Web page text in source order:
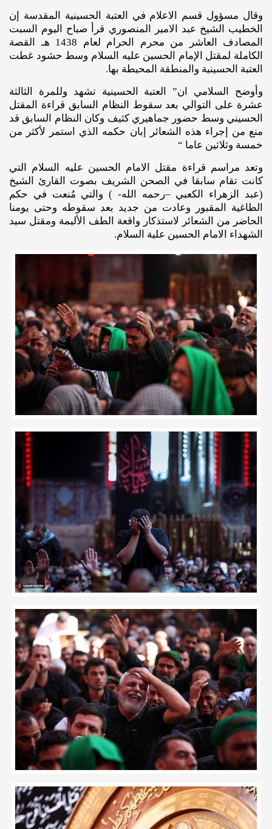
وقال مسؤول قسم الاعلام في العتبة الحسينية المقدسة إن
الخطيب الشيخ عبد الامير المنصوري قرأ صباح اليوم السبت
المصادف العاشر من محرم الحرام لعام 1438 هـ القصة
الكاملة لمقتل الإمام الحسين عليه السلام وسط حشود غطت
العتبة الحسينية والمنطقة المحيطة بها.
وأوضح السلامي ان” العتبة الحسينية تشهد وللمرة الثالثة
عشرة على التوالي بعد سقوط النظام السابق قراءة المقتل
الحسيني وسط حضور جماهيري كثيف وكان النظام السابق قد
منع من إجراء هذه الشعائر إبان حكمه الذي استمر لأكثر من
خمسة وثلاثين عاما “
وتعد مراسم قراءة مقتل الامام الحسين عليه السلام التي
كانت تقام سابقا في الصحن الشريف بصوت القارئ الشيخ
(عبد الزهراء الكعبي –رحمه الله- ) والتي مُنعت في حكم
الطاغية المقبور وعادت من جديد بعد سقوطه وحتى يومنا
الحاضر من الشعائر لاستذكار واقعة الطف الأليمة ومقتل سيد
الشهداء الامام الحسين علية السلام.